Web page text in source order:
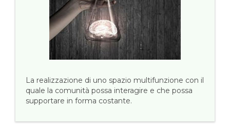
La realizzazione di uno spazio multifunzione con il
quale la comunità possa interagire e che possa
supportare in forma costante.